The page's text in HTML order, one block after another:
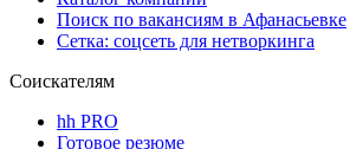
Поиск по вакансиям в Афанасьевке
Сетка: соцсеть для нетворкинга
Соискателям
hh PRO
Готовое резюме